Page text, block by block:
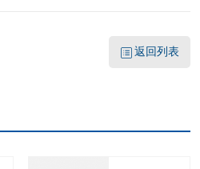
返回列表